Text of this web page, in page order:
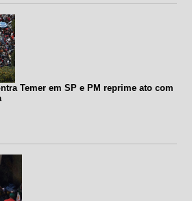
Temer em SP e PM reprime ato com